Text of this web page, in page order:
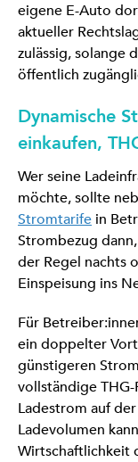
eigene E-Auto
aktueller
zulässig, solange
öffentlich
Dynamische
einkaufen,
Wer seine
möchte, sollte
Stromtarife in
Strombezug
der Regel nachts
Einspeisung ins
Für
ein doppelter
günstigeren
vollständige
Ladestrom auf
Ladevolumen
Wirtschaftlichkeit